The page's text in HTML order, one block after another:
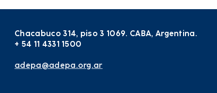
Chacabuco 314, piso 3 1069. CABA, Argentina.
+ 54 11 4331 1500
adepa@adepa.org.ar